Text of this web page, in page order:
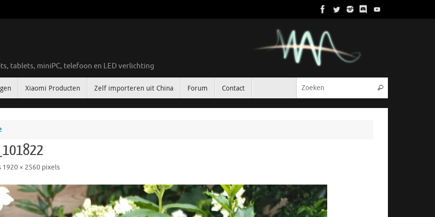
tablets, miniPC, telefoon en LED verlichting
Xiaomi Producten Zelf importeren uit China Forum Contact Zoeken
1920 × 2560 pixels